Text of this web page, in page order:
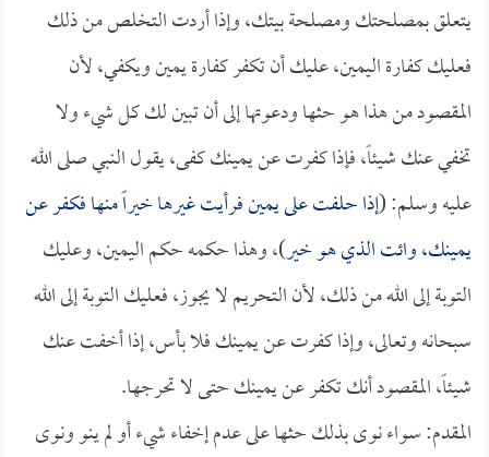
يتعلق بمصلحتك ومصلحة بيتك، وإذا أردت التخلص من ذلك
فعليك كفارة اليمين، عليك أن تكفر كفارة يمين ويكفي، لأن
المقصود من هذا هو حثها ودعوتها إلى أن تبين لك كل شيء ولا
تخفي عنك شيئاً، فإذا كفرت عن يمينك كفى، يقول النبي صلى الله
عليه وسلم: (إذا حلفت على يمين فرأيت غيرها خيراً منها فكفر عن
يمينك، وائت الذي هو خير)، وهذا حكمه حكم اليمين، وعليك
التوبة إلى الله من ذلك، لأن التحريم لا يجوز، فعليك التوبة إلى الله
سبحانه وتعالى، وإذا كفرت عن يمينك فلا بأس، إذا أخفت عنك
شيئاً، المقصود أنك تكفر عن يمينك حتى لا تحرجها.
المقدم: سواء نوى بذلك حثها على عدم إخفاء شيء أو لم ينو ونوى